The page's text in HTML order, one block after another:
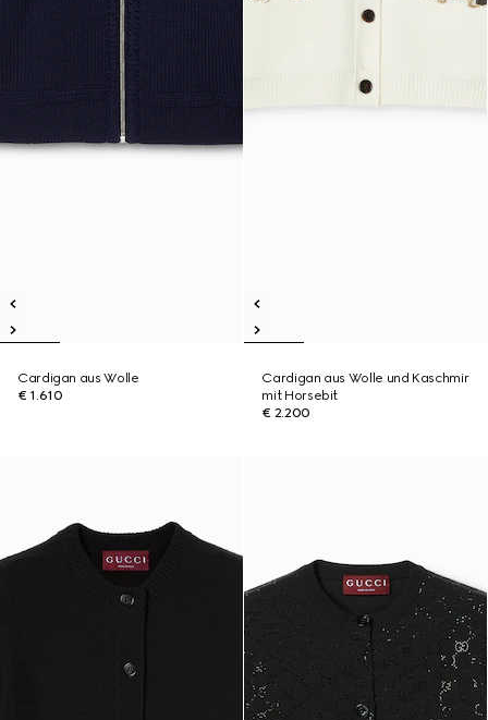
Cardigan aus Wolle
€ 1.610
Cardigan aus Wolle und Kaschmir
mit Horsebit
€ 2.200